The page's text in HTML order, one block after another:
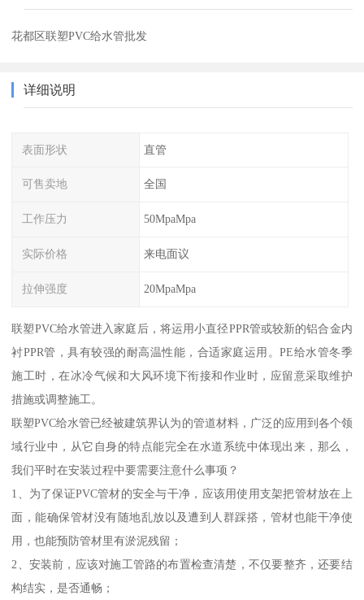
花都区联塑PVC给水管批发
详细说明
表面形状 直管
可售卖地 全国
工作压力 50MpaMpa
实际价格 来电面议
拉伸强度 20MpaMpa
联塑PVC给水管进入家庭后，将运用小直径PPR管或较新的铝合金内
衬PPR管，具有较强的耐高温性能，合适家庭运用。PE给水管冬季
施工时，在冰冷气候和大风环境下衔接和作业时，应留意采取维护
措施或调整施工。
联塑PVC给水管已经被建筑界认为的管道材料，广泛的应用到各个领
域行业中，从它自身的特点能完全在水道系统中体现出来，那么，
我们平时在安装过程中要需要注意什么事项？
1、为了保证PVC管材的安全与干净，应该用使用支架把管材放在上
面，能确保管材没有随地乱放以及遭到人群踩搭，管材也能干净使
用，也能预防管材里有淤泥残留；
2、安装前，应该对施工管路的布置检查清楚，不仅要整齐，还要结
构结实，是否通畅；